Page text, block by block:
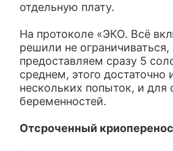
отдельную плату.
На протоколе «ЭКО. Всё
решили не ограничиваться,
предоставляем сразу 5
среднем, этого достаточно
нескольких попыток, и
беременностей.
Отсроченный криоперенос